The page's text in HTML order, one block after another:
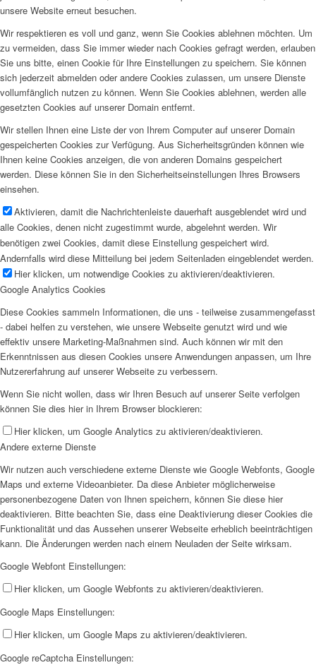
unsere Website erneut besuchen.
Wir respektieren es voll und ganz, wenn Sie Cookies ablehnen möchten. Um
zu vermeiden, dass Sie immer wieder nach Cookies gefragt werden, erlauben
Sie uns bitte, einen Cookie für Ihre Einstellungen zu speichern. Sie können
sich jederzeit abmelden oder andere Cookies zulassen, um unsere Dienste
vollumfänglich nutzen zu können. Wenn Sie Cookies ablehnen, werden alle
gesetzten Cookies auf unserer Domain entfernt.
Wir stellen Ihnen eine Liste der von Ihrem Computer auf unserer Domain
gespeicherten Cookies zur Verfügung. Aus Sicherheitsgründen können wie
Ihnen keine Cookies anzeigen, die von anderen Domains gespeichert
werden. Diese können Sie in den Sicherheitseinstellungen Ihres Browsers
einsehen.
Aktivieren, damit die Nachrichtenleiste dauerhaft ausgeblendet wird und
alle Cookies, denen nicht zugestimmt wurde, abgelehnt werden. Wir
benötigen zwei Cookies, damit diese Einstellung gespeichert wird.
Andernfalls wird diese Mitteilung bei jedem Seitenladen eingeblendet werden.
Hier klicken, um notwendige Cookies zu aktivieren/deaktivieren.
Google Analytics Cookies
Diese Cookies sammeln Informationen, die uns - teilweise zusammengefasst
- dabei helfen zu verstehen, wie unsere Webseite genutzt wird und wie
effektiv unsere Marketing-Maßnahmen sind. Auch können wir mit den
Erkenntnissen aus diesen Cookies unsere Anwendungen anpassen, um Ihre
Nutzererfahrung auf unserer Webseite zu verbessern.
Wenn Sie nicht wollen, dass wir Ihren Besuch auf unserer Seite verfolgen
können Sie dies hier in Ihrem Browser blockieren:
Hier klicken, um Google Analytics zu aktivieren/deaktivieren.
Andere externe Dienste
Wir nutzen auch verschiedene externe Dienste wie Google Webfonts, Google
Maps und externe Videoanbieter. Da diese Anbieter möglicherweise
personenbezogene Daten von Ihnen speichern, können Sie diese hier
deaktivieren. Bitte beachten Sie, dass eine Deaktivierung dieser Cookies die
Funktionalität und das Aussehen unserer Webseite erheblich beeinträchtigen
kann. Die Änderungen werden nach einem Neuladen der Seite wirksam.
Google Webfont Einstellungen:
Hier klicken, um Google Webfonts zu aktivieren/deaktivieren.
Google Maps Einstellungen:
Hier klicken, um Google Maps zu aktivieren/deaktivieren.
Google reCaptcha Einstellungen: